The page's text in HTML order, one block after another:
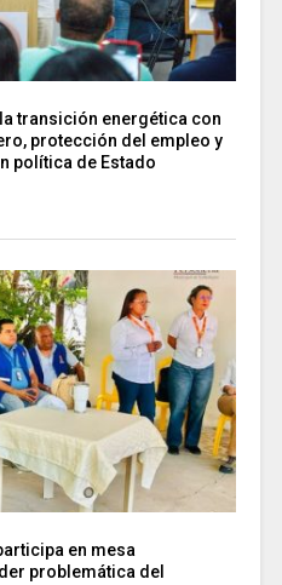
transición energética con
protección del empleo y
política de Estado
en mesa
problemática del